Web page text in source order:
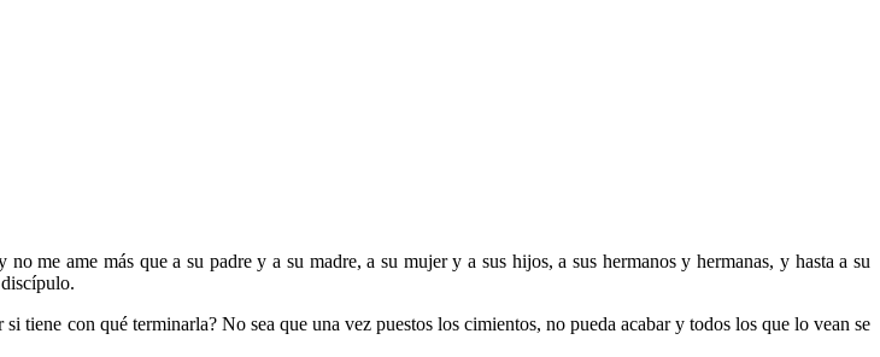
me ame más que a su padre y a su madre, a su mujer y a sus hijos, a sus hermanos y hermanas, y hasta a su
tiene con qué terminarla? No sea que una vez puestos los cimientos, no pueda acabar y todos los que lo vean se